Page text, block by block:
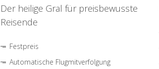
Der heilige Gral für preisbewusste
Reisende
Festpreis
Automatische Flugmitverfolgung